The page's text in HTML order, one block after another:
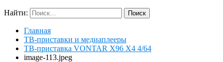
Найти:
Главная
ТВ-приставки и медиаплееры
ТВ-приставка VONTAR X96 X4 4/64
image-113.jpeg